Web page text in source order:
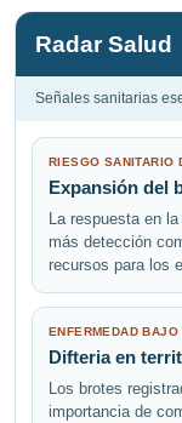
Radar Salud
Señales sanitarias
RIESGO SANITARIO
Expansión del
La respuesta en
más detección
recursos para los
ENFERMEDAD
Difteria en
Los brotes
importancia de